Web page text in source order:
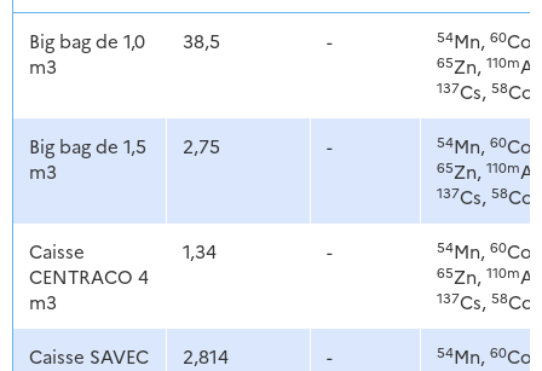
Big bag de 1,0
m3
38,5 - 54Mn, 60Co,
65Zn, 110m
137Cs, 58Co
Big bag de 1,5
m3
2,75 - 54Mn, 60Co,
65Zn, 110m
137Cs, 58Co
Caisse
CENTRACO 4
m3
1,34 - 54Mn, 60Co,
65Zn, 110m
137Cs, 58Co
Caisse SAVEC
2,814 - 54Mn, 60Co,